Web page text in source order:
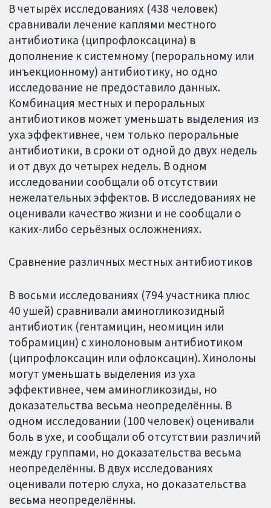
В четырёх исследованиях (438 человек)
сравнивали лечение каплями местного
антибиотика (ципрофлоксацина) в
дополнение к системному (пероральному или
инъекционному) антибиотику, но одно
исследование не предоставило данных.
Комбинация местных и пероральных
антибиотиков может уменьшать выделения из
уха эффективнее, чем только пероральные
антибиотики, в сроки от одной до двух недель
и от двух до четырех недель. В одном
исследовании сообщали об отсутствии
нежелательных эффектов. В исследованиях не
оценивали качество жизни и не сообщали о
каких-либо серьёзных осложнениях.
Сравнение различных местных антибиотиков
В восьми исследованиях (794 участника плюс
40 ушей) сравнивали аминогликозидный
антибиотик (гентамицин, неомицин или
тобрамицин) с хинолоновым антибиотиком
(ципрофлоксацин или офлоксацин). Хинолоны
могут уменьшать выделения из уха
эффективнее, чем аминогликозиды, но
доказательства весьма неопределённы. В
одном исследовании (100 человек) оценивали
боль в ухе, и сообщали об отсутствии различий
между группами, но доказательства весьма
неопределённы. В двух исследованиях
оценивали потерю слуха, но доказательства
весьма неопределённы.